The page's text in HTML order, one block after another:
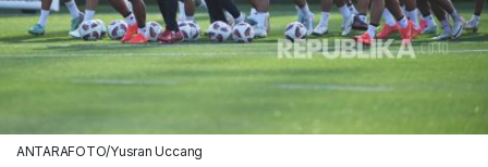
ANTARAFOTO/Yusran Uccang